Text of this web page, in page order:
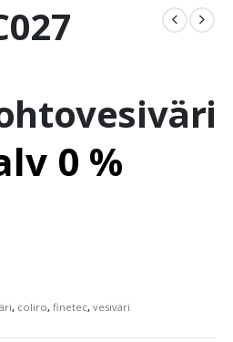
0 %
, coliro, finetec, vesiväri